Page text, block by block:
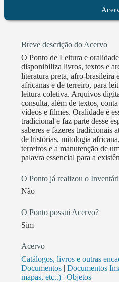
Breve descrição do Acervo
O Ponto de Leitura e
disponibiliza livros, textos e
literatura preta, afro-brasileira
africanas e de terreiro, para
leitura coletiva. Arquivos
consulta, além de textos,
vídeos e filmes. Oralidade é
tradicional e faz parte desse
saberes e fazeres tradicionais
de histórias, mitologia
terreiros e a manutenção de
palavra essencial para a
O Ponto já realizou o
Não
O Ponto possui Acervo?
Sim
Acervo
Catálogos, livros e outras
Documentos | Documentos
mapas, etc..) | Objetos